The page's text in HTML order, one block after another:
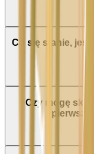
Co się stanie,
Czy mogę